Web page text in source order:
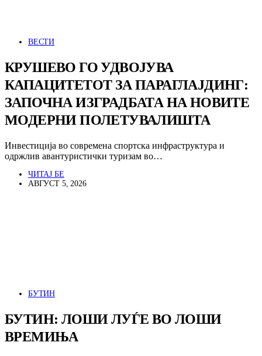
ВЕСТИ
КРУШЕВО ГО УДВОЈУВА
КАПАЦИТЕТОТ ЗА ПАРАГЛАЈДИНГ:
ЗАПОЧНА ИЗГРАДБАТА НА НОВИТЕ
МОДЕРНИ ПОЛЕТУВАЛИШТА
Инвестиција во современа спортска инфраструктура и
одржлив авантуристички туризам во…
ЧИТАЈ БЕ
АВГУСТ 5, 2026
БУТИН
БУТИН: ЛОШИ ЛУЃЕ ВО ЛОШИ
ВРЕМИЊА